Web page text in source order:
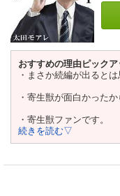
おすすめの理由ピック
・まさか続編が出ると
・寄生獣が面白かったか
・寄生獣ファンです。
続きを読む▽